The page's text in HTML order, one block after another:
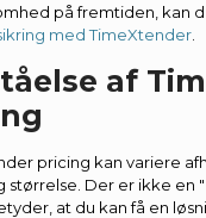
på fremtiden, kan
med TimeXtender
af
pricing kan variere
størrelse. Der er ikke en
at du kan få en